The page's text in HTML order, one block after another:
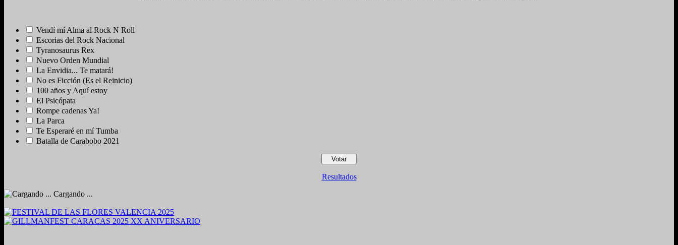
Vendí mí Alma al Rock N Roll
Escorias del Rock Nacional
Tyranosaurus Rex
Nuevo Orden Mundial
La Envidia... Te matará!
No es Ficción (Es el Reinicio)
100 años y Aquí estoy
El Psicópata
Rompe cadenas Ya!
La Parca
Te Esperaré en mí Tumba
Batalla de Carabobo 2021
Resultados
Cargando ...